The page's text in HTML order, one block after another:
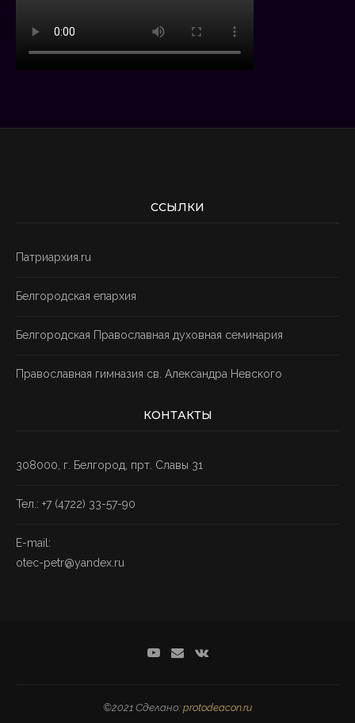
ССЫЛКИ
Патриархия.ru
Белгородская епархия
Белгородская Православная духовная семинария
Православная гимназия св. Александра Невского
КОНТАКТЫ
308000, г. Белгород, прт. Славы 31
Тел.: +7 (4722) 33-57-90
E-mail:
otec-petr@yandex.ru
©2021 Сделано: protodeacon.ru